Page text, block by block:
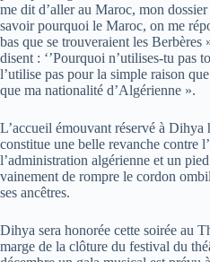
me dit d’aller au Maroc, mon
savoir pourquoi le Maroc, on me
bas que se trouveraient les
disent : ‘’Pourquoi n’utilises-tu pas
l’utilise pas pour la simple raison
que ma nationalité d’Algérienne ».
L’accueil émouvant réservé à
constitue une belle revanche contre
l’administration algérienne et un
vainement de rompre le cordon
ses ancêtres.
Dihya sera honorée cette soirée au
marge de la clôture du festival du